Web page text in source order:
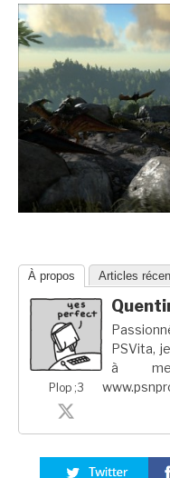
À propos Articles
Plop ;3
PSVita,
à